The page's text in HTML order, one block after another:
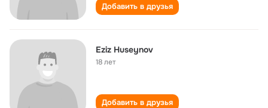
Добавить в друзья
Eziz Huseynov
18 лет
Добавить в друзья